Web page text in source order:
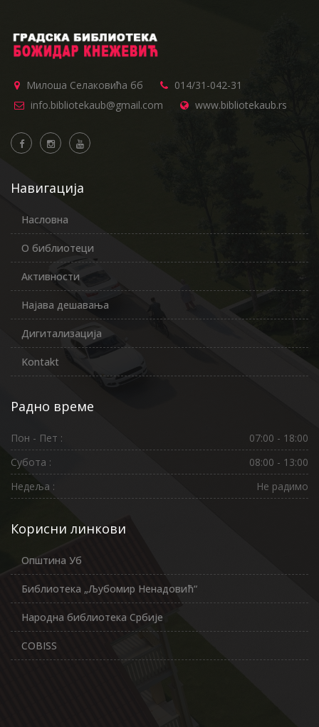
Милоша Селаковића бб
014/31-042-31
info.bibliotekaub@gmail.com
www.bibliotekaub.rs
Навигација
Насловна
О библиотеци
Активности
Најава дешавања
Дигитализација
Kontakt
Радно време
Пон - Пет :
07:00 - 18:00
Субота :
08:00 - 13:00
Недеља :
Не радимо
Корисни линкови
Општина Уб
Библиотека „Љубомир Ненадовић“
Народна библиотека Србије
COBISS